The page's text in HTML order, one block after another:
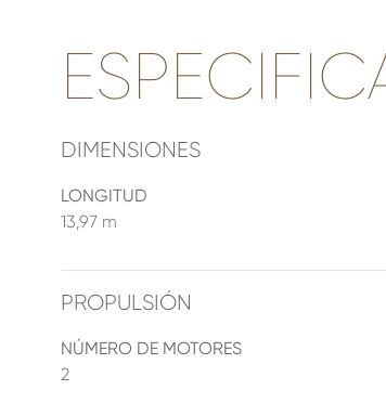
DIMENSIONES
LONGITUD
13,97 m
PROPULSIÓN
NÚMERO DE MOTORES
2